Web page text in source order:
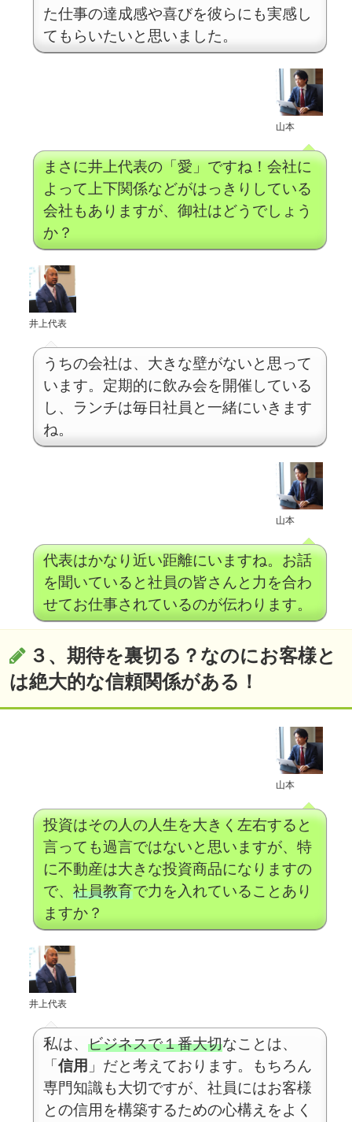
た仕事の達成感や喜びを彼らにも実感し
てもらいたいと思いました。
山本
まさに井上代表の「愛」ですね！会社に
よって上下関係などがはっきりしている
会社もありますが、御社はどうでしょう
か？
井上代表
うちの会社は、大きな壁がないと思って
います。定期的に飲み会を開催している
し、ランチは毎日社員と一緒にいきます
ね。
山本
代表はかなり近い距離にいますね。お話
を聞いていると社員の皆さんと力を合わ
せてお仕事されているのが伝わります。
３、期待を裏切る？なのにお客様と
は絶大的な信頼関係がある！
山本
投資はその人の人生を大きく左右すると
言っても過言ではないと思いますが、特
に不動産は大きな投資商品になりますの
で、 社員教育で力を入れていることあり
ますか？
井上代表
私は、 ビジネスで１番大切なことは、
「信用 」だと考えております。もちろん
専門知識も大切ですが、社員にはお客様
との信用を構築するための心構えをよく